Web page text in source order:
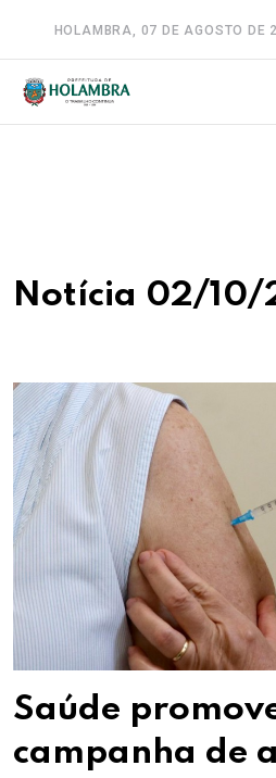
HOLAMBRA, 07 DE AGOSTO DE
Notícia 02/10/
Saúde
campanha de